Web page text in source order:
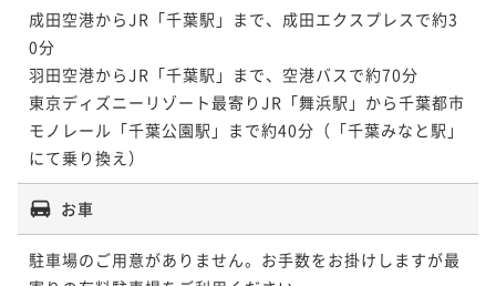
成田空港からJR「千葉駅」まで、成田エクスプレスで約3
0分
羽田空港からJR「千葉駅」まで、空港バスで約70分
東京ディズニーリゾート最寄りJR「舞浜駅」から千葉都市
モノレール「千葉公園駅」まで約40分（「千葉みなと駅」
にて乗り換え）
お車
駐車場のご用意がありません。お手数をお掛けしますが最